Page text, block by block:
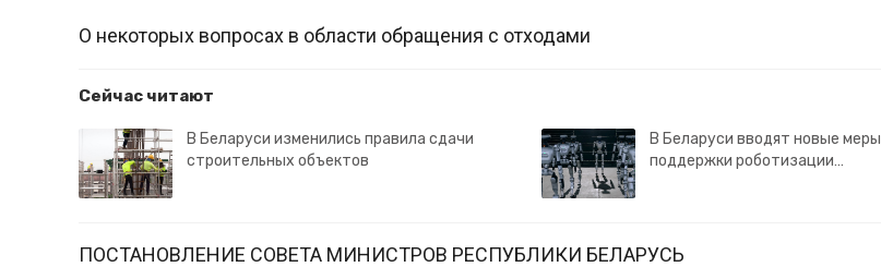
О некоторых вопросах в области обращения с отходами
Сейчас читают
В Беларуси изменились правила сдачи
строительных объектов
В Беларуси вводят новые меры
поддержки роботизации…
ПОСТАНОВЛЕНИЕ СОВЕТА МИНИСТРОВ РЕСПУБЛИКИ БЕЛАРУСЬ